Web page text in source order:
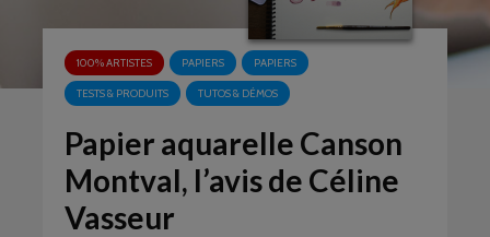
100% ARTISTES PAPIERS PAPIERS
TESTS & PRODUITS TUTOS & DÉMOS
Papier aquarelle Canson
Montval, l’avis de Céline
Vasseur